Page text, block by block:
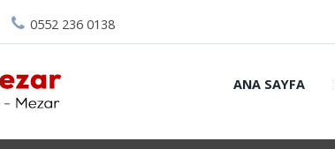
0552 236 0138
ANA SAYFA